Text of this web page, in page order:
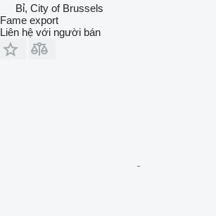
Bỉ, City of Brussels
Fame export
Liên hệ với người bán